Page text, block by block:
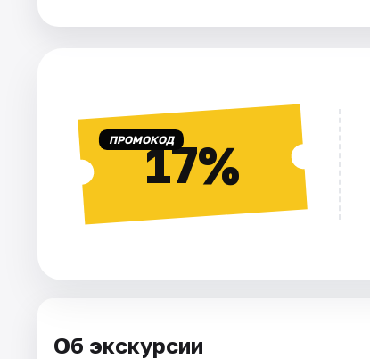
ПРОМОКОД17%
Об экскурсии